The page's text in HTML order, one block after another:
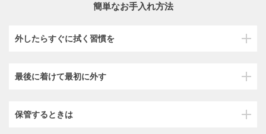
簡単なお手入れ方法
外したらすぐに拭く習慣を
最後に着けて最初に外す
保管するときは